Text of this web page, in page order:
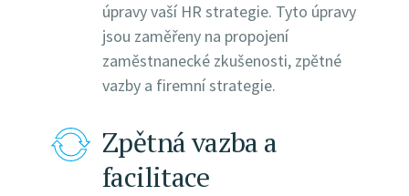
úpravy vaší HR strategie. Tyto úpravy
jsou zaměřeny na propojení
zaměstnanecké zkušenosti, zpětné
vazby a firemní strategie.
Zpětná vazba a
facilitace